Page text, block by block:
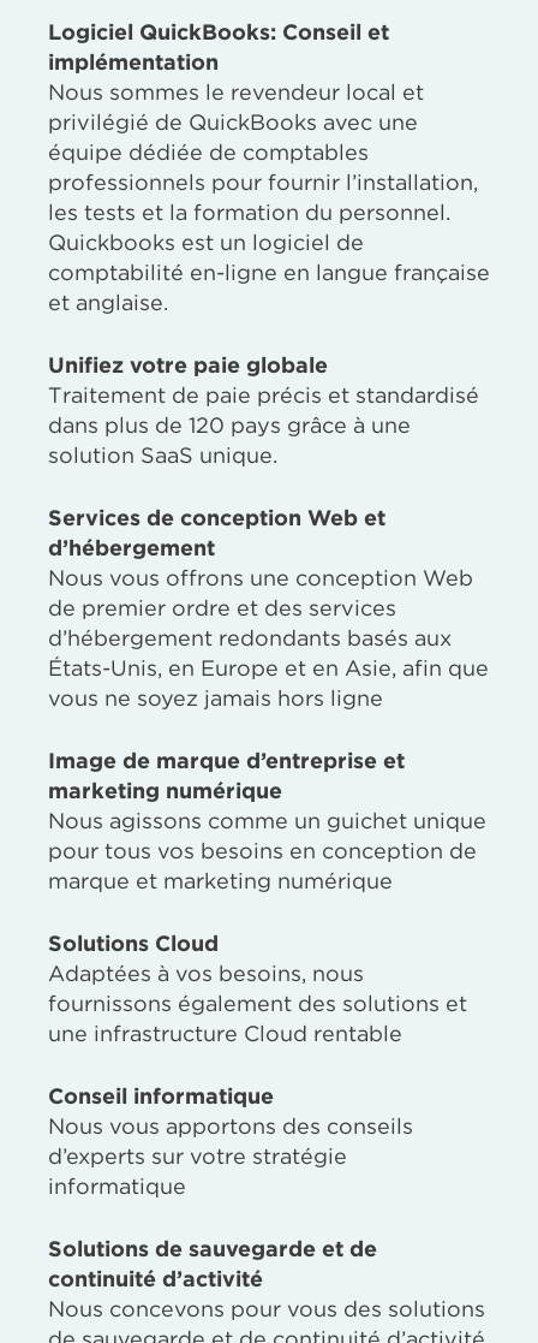
Logiciel QuickBooks: Conseil et
implémentation
Nous sommes le revendeur local et
privilégié de QuickBooks avec une
équipe dédiée de comptables
professionnels pour fournir l’installation,
les tests et la formation du personnel.
Quickbooks est un logiciel de
comptabilité en-ligne en langue française
et anglaise.
Unifiez votre paie globale
Traitement de paie précis et standardisé
dans plus de 120 pays grâce à une
solution SaaS unique.
Services de conception Web et
d’hébergement
Nous vous offrons une conception Web
de premier ordre et des services
d’hébergement redondants basés aux
États-Unis, en Europe et en Asie, afin que
vous ne soyez jamais hors ligne
Image de marque d’entreprise et
marketing numérique
Nous agissons comme un guichet unique
pour tous vos besoins en conception de
marque et marketing numérique
Solutions Cloud
Adaptées à vos besoins, nous
fournissons également des solutions et
une infrastructure Cloud rentable
Conseil informatique
Nous vous apportons des conseils
d’experts sur votre stratégie
informatique
Solutions de sauvegarde et de
continuité d’activité
Nous concevons pour vous des solutions